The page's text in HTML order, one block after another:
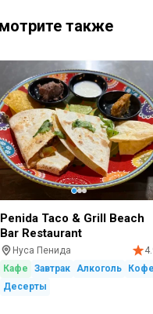
также
Penida Taco & Grill Beach
Bar Restaurant
Нуса Пенида
Кафе
Завтрак Алкоголь
Кофе
Десерты